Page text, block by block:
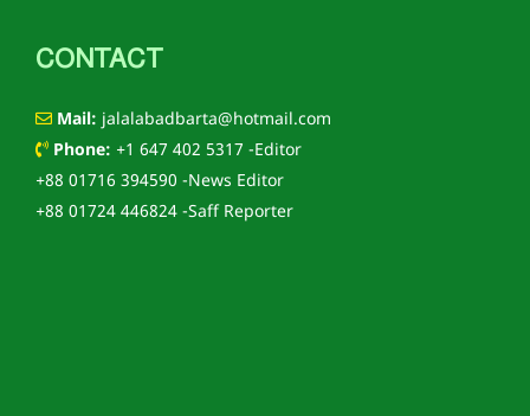
CONTACT
Mail: jalalabadbarta@hotmail.com
Phone: +1 647 402 5317 -Editor
+88 01716 394590 -News Editor
+88 01724 446824 -Saff Reporter